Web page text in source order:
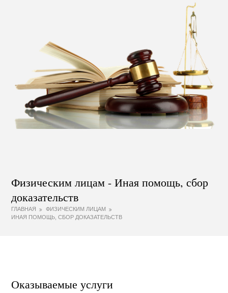
Физическим лицам - Иная помощь, сбор
доказательств
ГЛАВНАЯ
ФИЗИЧЕСКИМ ЛИЦАМ
ИНАЯ ПОМОЩЬ, СБОР ДОКАЗАТЕЛЬСТВ
Оказываемые услуги